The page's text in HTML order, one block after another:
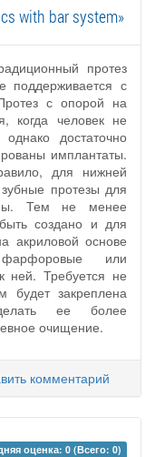
with bar system»
протез
поддерживается с
с опорой на
когда человек не
достаточно
имплантаты.
для нижней
протезы для
Тем не менее
создано и для
акриловой основе
или
ней. Требуется не
будет закреплена
ее более
очищение.
комментарий
оценка: 0 (Всего: 0)